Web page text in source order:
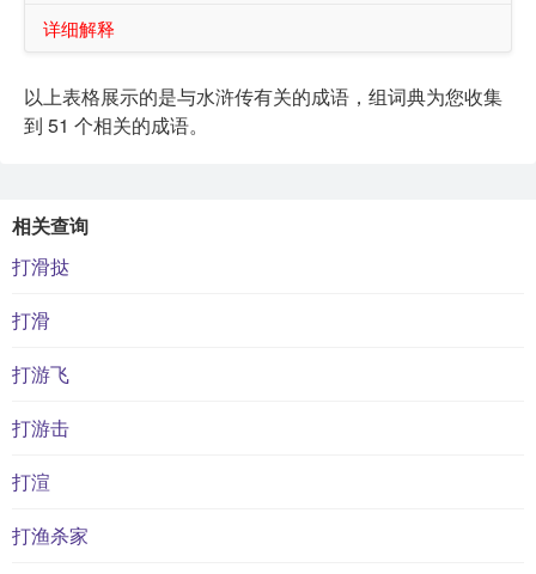
详细解释
以上表格展示的是与水浒传有关的成语，组词典为您收集
到 51 个相关的成语。
相关查询
打滑挞
打滑
打游飞
打游击
打渲
打渔杀家